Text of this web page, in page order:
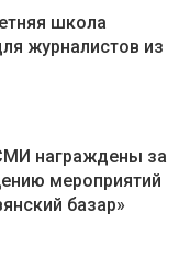
школа
журналистов из
награждены за
мероприятий
базар»